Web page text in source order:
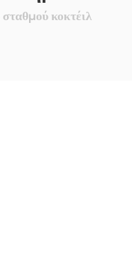
σταθμού κοκτέιλ